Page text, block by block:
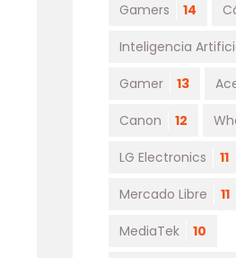
Gamers 14
Inteligencia
Gamer 13
Canon 12
LG Electronics 11
Mercado Libre 11
MediaTek 10